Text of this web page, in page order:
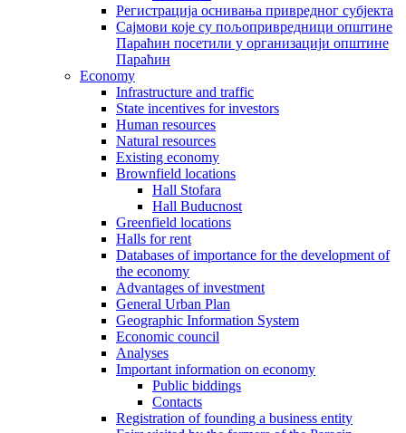
Регистрација оснивања привредног субјекта
Сајмови које су пољопривредници општине
Параћин посетили у организацији општине
Параћин
Economy
Infrastructure and traffic
State incentives for investors
Human resources
Natural resources
Existing economy
Brownfield locations
Hall Stofara
Hall Buducnost
Greenfield locations
Halls for rent
Databases of importance for the development of
the economy
Advantages of investment
General Urban Plan
Geographic Information System
Еconomic council
Analyses
Important information on economy
Public biddings
Contacts
Registration of founding a business entity